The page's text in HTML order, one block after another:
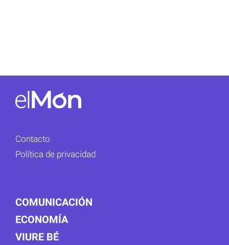
Contacto
Política de privacidad
COMUNICACIÓN
ECONOMÍA
VIURE BÉ